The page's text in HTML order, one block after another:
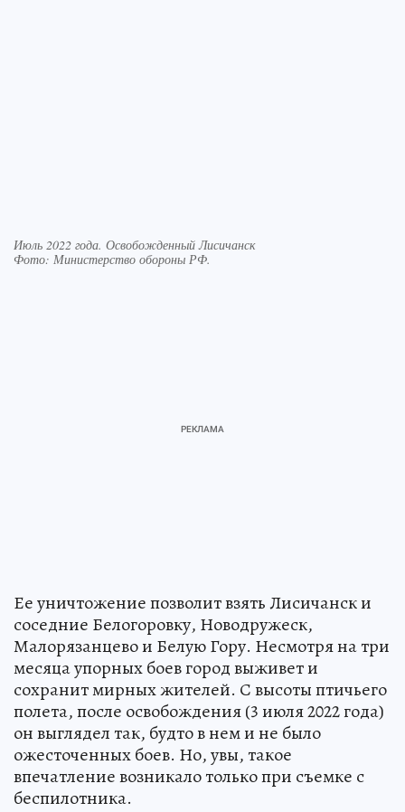
Июль 2022 года. Освобожденный Лисичанск
Фото: Министерство обороны РФ.
Ее уничтожение позволит взять Лисичанск и
соседние Белогоровку, Новодружеск,
Малорязанцево и Белую Гору. Несмотря на три
месяца упорных боев город выживет и
сохранит мирных жителей. С высоты птичьего
полета, после освобождения (3 июля 2022 года)
он выглядел так, будто в нем и не было
ожесточенных боев. Но, увы, такое
впечатление возникало только при съемке с
беспилотника.